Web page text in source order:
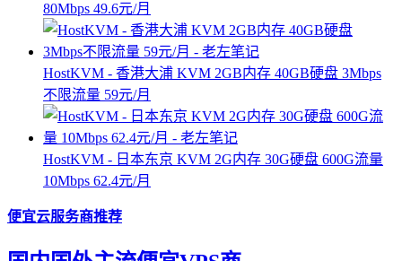
80Mbps 49.6元/月
HostKVM - 香港大浦 KVM 2GB内存 40GB硬盘 3Mbps
不限流量 59元/月
HostKVM - 日本东京 KVM 2G内存 30G硬盘 600G流量
10Mbps 62.4元/月
便宜云服务商推荐